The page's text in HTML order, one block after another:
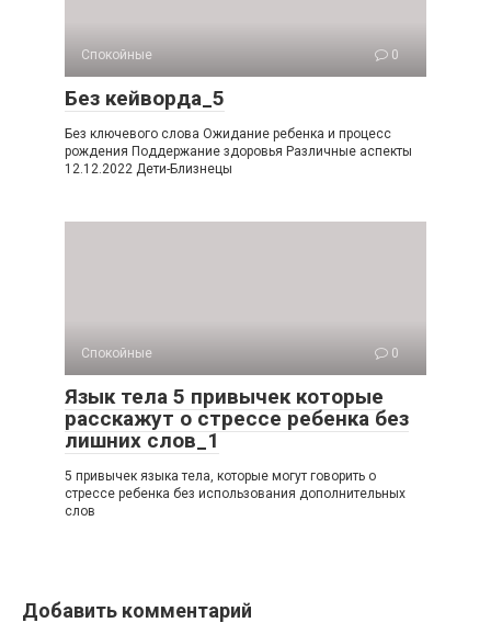
Спокойные 0
Без кейворда_5
Без ключевого слова Ожидание ребенка и процесс
рождения Поддержание здоровья Различные аспекты
12.12.2022 Дети-Близнецы
Спокойные 0
Язык тела 5 привычек которые
расскажут о стрессе ребенка без
лишних слов_1
5 привычек языка тела, которые могут говорить о
стрессе ребенка без использования дополнительных
слов
Добавить комментарий